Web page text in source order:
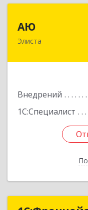
АЮ
Элиста
Внедрений
1С:Специалист
358009,